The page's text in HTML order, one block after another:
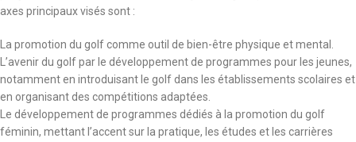
axes principaux visés sont :
La promotion du golf comme outil de bien-être physique et mental.
L’avenir du golf par le développement de programmes pour les jeunes,
notamment en introduisant le golf dans les établissements scolaires et
en organisant des compétitions adaptées.
Le développement de programmes dédiés à la promotion du golf
féminin, mettant l’accent sur la pratique, les études et les carrières